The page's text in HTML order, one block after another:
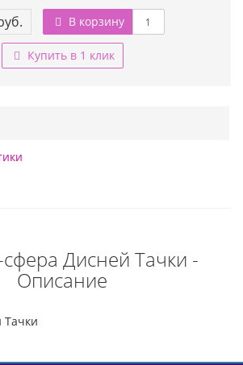
В корзину
Купить в 1 клик
Дисней Тачки -
Описание